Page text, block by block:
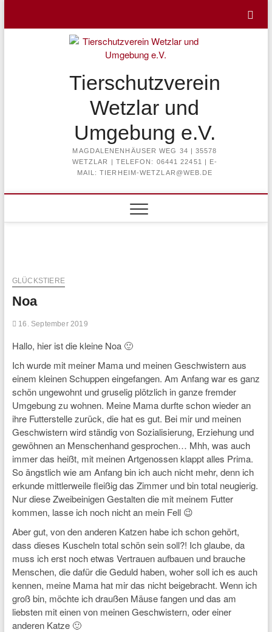
content
Tierschutzverein
Wetzlar und
Umgebung e.V.
MAGDALENENHÄUSER WEG 34 | 35578
WETZLAR | TELEFON: 06441 22451 | E-
MAIL: TIERHEIM-WETZLAR@WEB.DE
GLÜCKSTIERE
Noa
16. September 2019
Hallo, hier ist die kleine Noa 🙂
Ich wurde mit meiner Mama und meinen Geschwistern aus
einem kleinen Schuppen eingefangen. Am Anfang war es ganz
schön ungewohnt und gruselig plötzlich in ganze fremder
Umgebung zu wohnen. Meine Mama durfte schon wieder an
ihre Futterstelle zurück, die hat es gut. Bei mir und meinen
Geschwistern wird ständig von Sozialisierung, Erziehung und
gewöhnen an Menschenhand gesprochen… Mhh, was auch
immer das heißt, mit meinen Artgenossen klappt alles Prima.
So ängstlich wie am Anfang bin ich auch nicht mehr, denn ich
erkunde mittlerweile fleißig das Zimmer und bin total neugierig.
Nur diese Zweibeinigen Gestalten die mit meinem Futter
kommen, lasse ich noch nicht an mein Fell 😉
Aber gut, von den anderen Katzen habe ich schon gehört,
dass dieses Kuscheln total schön sein soll?! Ich glaube, da
muss ich erst noch etwas Vertrauen aufbauen und brauche
Menschen, die dafür die Geduld haben, woher soll ich es auch
kennen, meine Mama hat mir das nicht beigebracht. Wenn ich
groß bin, möchte ich draußen Mäuse fangen und das am
liebsten mit einen von meinen Geschwistern, oder einer
anderen Katze 🙂